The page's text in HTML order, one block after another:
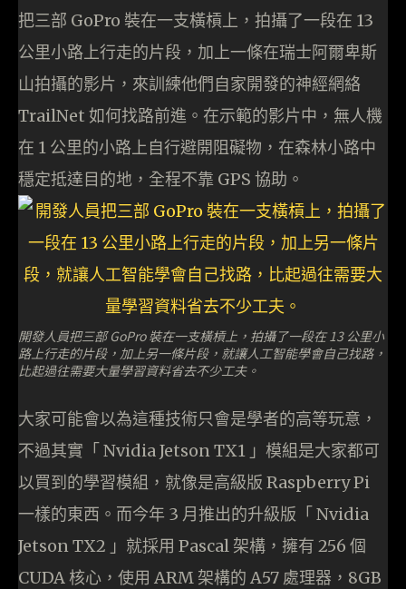
把三部 GoPro 裝在一支橫槓上，拍攝了一段在 13
公里小路上行走的片段，加上一條在瑞士阿爾卑斯
山拍攝的影片，來訓練他們自家開發的神經網絡
TrailNet 如何找路前進。在示範的影片中，無人機
在 1 公里的小路上自行避開阻礙物，在森林小路中
穩定抵達目的地，全程不靠 GPS 協助。
開發人員把三部 GoPro 裝在一支橫槓上，拍攝了一段在 13 公里小
路上行走的片段，加上另一條片段，就讓人工智能學會自己找路，
比起過往需要大量學習資料省去不少工夫。
大家可能會以為這種技術只會是學者的高等玩意，
不過其實「 Nvidia Jetson TX1 」模組是大家都可
以買到的學習模組，就像是高級版 Raspberry Pi
一樣的東西。而今年 3 月推出的升級版「 Nvidia
Jetson TX2 」就採用 Pascal 架構，擁有 256 個
CUDA 核心，使用 ARM 架構的 A57 處理器，8GB